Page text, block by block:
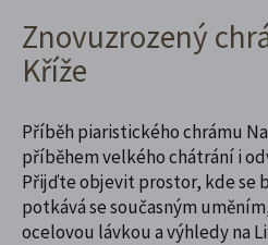
Znovuzrozený
Kříže
Příběh piaristického chrámu
příběhem velkého chátrání i
Přijďte objevit prostor, kde se
potkává se současným
ocelovou lávkou a výhledy na